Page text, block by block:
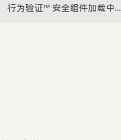
行为验证™ 安全组件加载中...